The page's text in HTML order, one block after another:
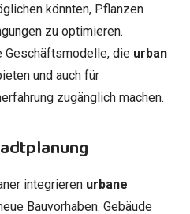
könnten, Pflanzen
zu optimieren.
Geschäftsmodelle, die urban
und auch für
zugänglich machen.
integrieren urbane
Bauvorhaben. Gebäude